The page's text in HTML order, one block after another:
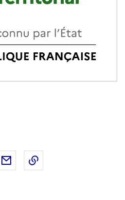
X (anciennement Twitter)
sur LinkedIn
Partager par email